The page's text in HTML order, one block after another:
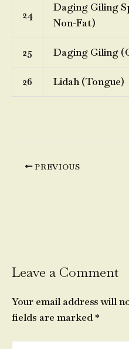
24
Daging Giling
Non-Fat)
25 Daging Giling
26 Lidah (Tongue)
PREVIOUS
Leave a Comment
Your email address will
fields are marked*